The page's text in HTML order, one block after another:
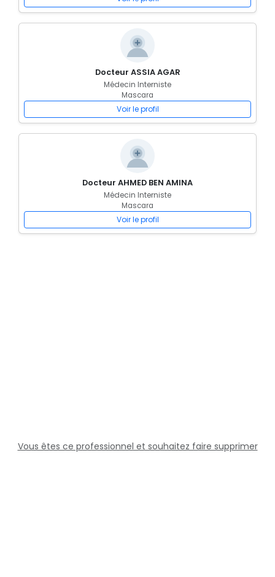
Docteur ASSIA AGAR
Médecin Interniste
Mascara
Voir le profil
Docteur AHMED BEN AMINA
Médecin Interniste
Mascara
Voir le profil
Vous êtes ce professionnel et souhaitez faire supprimer